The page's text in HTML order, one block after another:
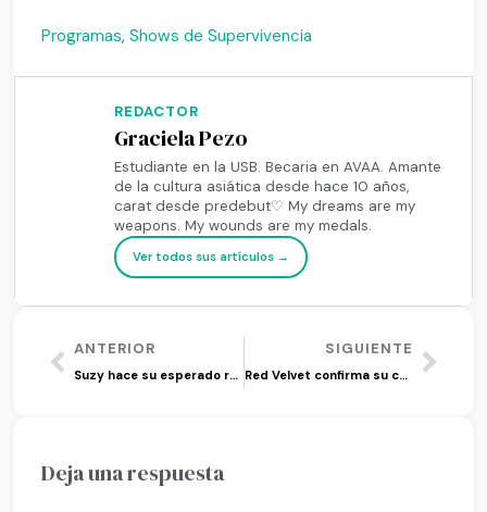
Programas,Shows de Supervivencia
REDACTOR
Graciela Pezo
Estudiante en la USB. Becaria en AVAA. Amante
de la cultura asiática desde hace 10 años,
carat desde predebut♡ My dreams are my
weapons. My wounds are my medals.
Ver todos sus artículos →
ANTERIOR
Suzy hace su esperado regreso con ‘Satellite’
SIGUIENTE
Red Velvet confirma su comeback para marzo
Deja una respuesta